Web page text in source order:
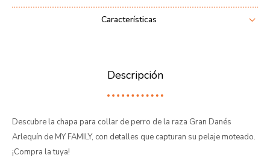
Características
Descripción
Descubre la chapa para collar de perro de la raza Gran Danés
Arlequín de MY FAMILY, con detalles que capturan su pelaje moteado.
¡Compra la tuya!